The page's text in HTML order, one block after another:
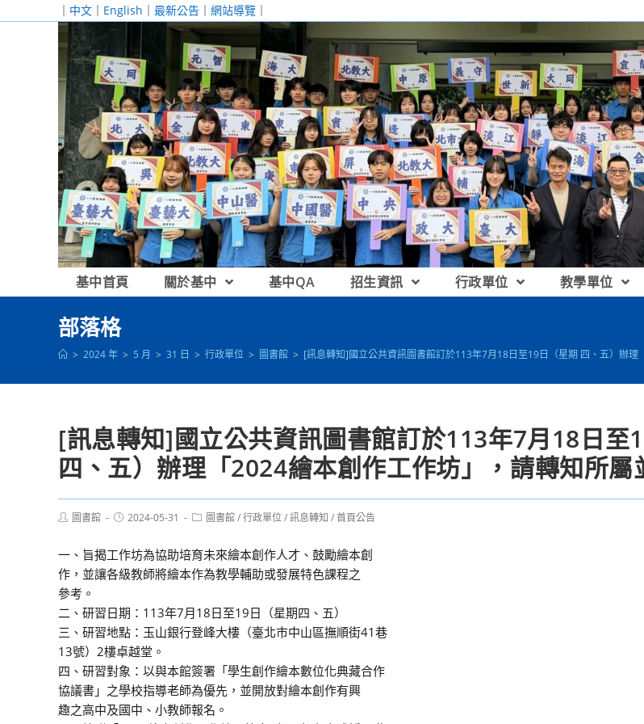
｜ 中文 ｜ English ｜ 最新公告 ｜ 網站導覽 ｜
基中首頁 關於基中 基中QA 招生資訊 行政單位 教學單位
部落格
> 2024 年 > 5 月 > 31 日 > 行政單位 > 圖書館 > [訊息轉知]國立公共資訊圖書館訂於113年7月18日至19日（星期 四、五）辦
[訊息轉知]國立公共資訊圖書館訂於113年7月18日至
四、五）辦理「2024繪本創作工作坊」，請轉知所屬
Post圖書館
Post2024-05-31
Post圖書館/行政單位/訊息轉知 /首頁公告
一、旨揭工作坊為協助培育未來繪本創作人才、鼓勵繪本創
作，並讓各級教師將繪本作為教學輔助或發展特色課程之
參考。
二、研習日期：113年7月18日至19日（星期四、五）
三、研習地點：玉山銀行登峰大樓（臺北市中山區撫順街41巷
13號）2樓卓越堂。
四、研習對象：以與本館簽署「學生創作繪本數位化典藏合作
協議書」之學校指導老師為優先，並開放對繪本創作有興
趣之高中及國中、小教師報名。